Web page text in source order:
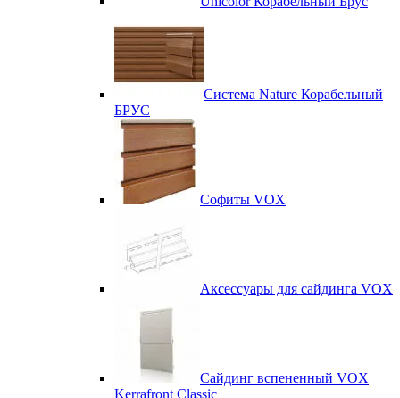
Система Nature Корабельный
БРУС
Софиты VOX
Аксессуары для сайдинга VOX
Сайдинг вспененный VOX
Kerrafront Classic